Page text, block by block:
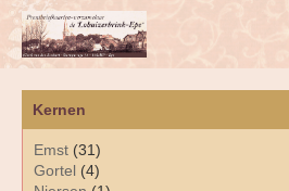
Kernen
Emst (31)
Gortel (4)